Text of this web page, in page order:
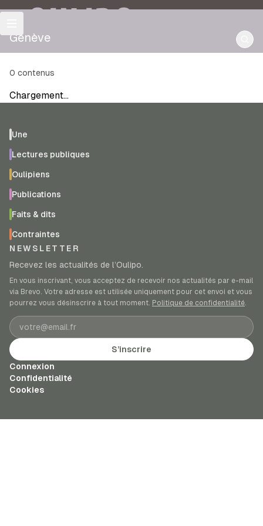
OULIPO
Genève
0 contenus
Chargement…
Une
Lectures publiques
Oulipiens
Publications
Faits & dits
Contraintes
NEWSLETTER
Recevez les actualités de l’Oulipo.
En vous inscrivant, vous acceptez de recevoir nos actualités par e-mail
via Brevo. Votre adresse est utilisée uniquement pour cet envoi et vous
pourrez vous désinscrire à tout moment. Politique de confidentialité.
Adresse e-mail
S’inscrire
Connexion
Confidentialité
Cookies